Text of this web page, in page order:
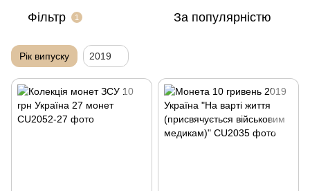
Фільтр 1 За популярністю
Рік випуску 2019